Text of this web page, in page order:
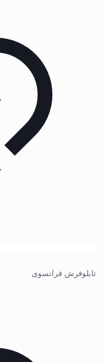
تابلوفرش فرانسوی